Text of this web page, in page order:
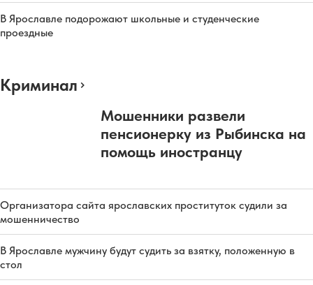
В Ярославле подорожают школьные и студенческие
проездные
Криминал
Мошенники развели
пенсионерку из Рыбинска на
помощь иностранцу
Организатора сайта ярославских проституток судили за
мошенничество
В Ярославле мужчину будут судить за взятку, положенную в
стол